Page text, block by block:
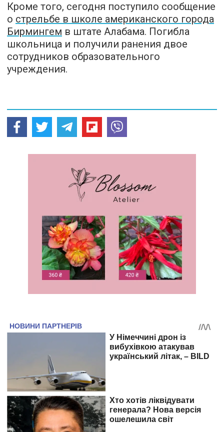
Кроме того, сегодня поступило сообщение
о стрельбе в школе американского города
Бирмингем в штате Алабама. Погибла
школьница и получили ранения двое
сотрудников образовательного
учреждения.